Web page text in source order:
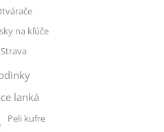
na kľúče
Strava
lanká
Peli kufre